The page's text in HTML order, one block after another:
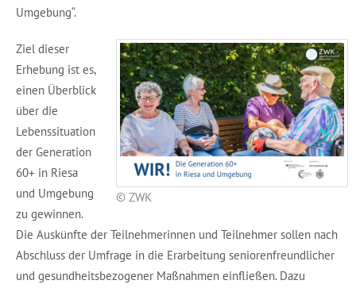
Umgebung“.
© ZWK
Ziel dieser
Erhebung ist es,
einen Überblick
über die
Lebenssituation
der Generation
60+ in Riesa
und Umgebung
zu gewinnen.
Die Auskünfte der Teilnehmerinnen und Teilnehmer sollen nach
Abschluss der Umfrage in die Erarbeitung seniorenfreundlicher
und gesundheitsbezogener Maßnahmen einfließen. Dazu